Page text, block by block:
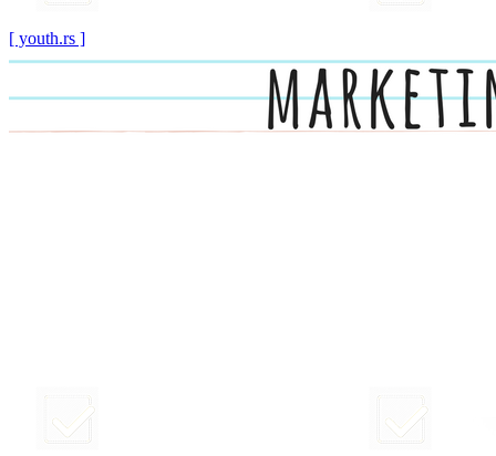
[ youth.rs ]